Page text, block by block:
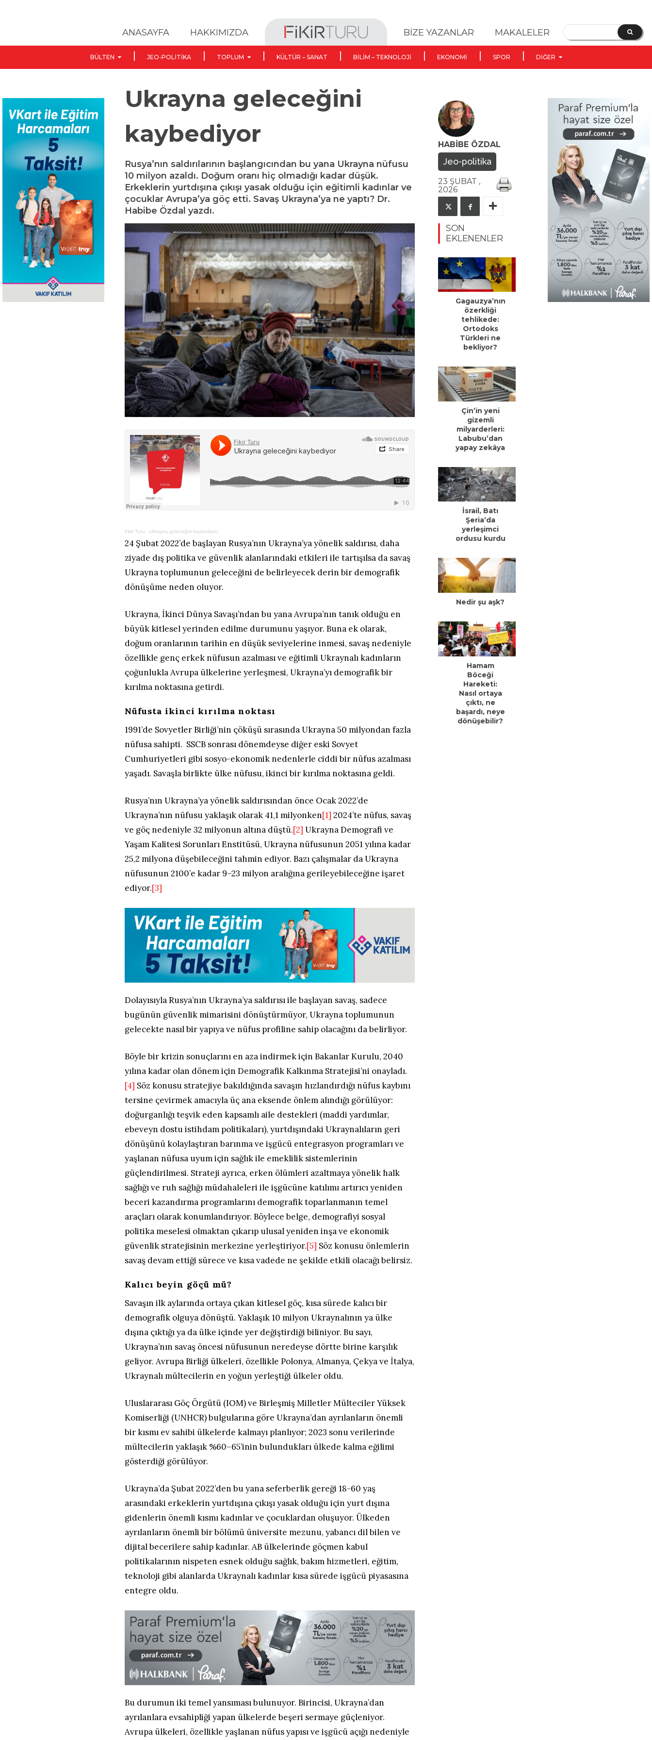
ANASAYFA HAKKIMIZDA BİZE YAZANLAR MAKALELER
BÜLTEN JEO-POLITIKA TOPLUM KÜLTÜR – SANAT BILIM – TEKNOLOJI EKONOMI SPOR DIĞER
Ukrayna geleceğini
kaybediyor
Rusya’nın saldırılarının başlangıcından bu yana Ukrayna nüfusu
10 milyon azaldı. Doğum oranı hiç olmadığı kadar düşük.
Erkeklerin yurtdışına çıkışı yasak olduğu için eğitimli kadınlar ve
çocuklar Avrupa’ya göç etti. Savaş Ukrayna’ya ne yaptı? Dr.
Habibe Özdal yazdı.
Fikir Turu · Ukrayna geleceğini kaybediyor
24 Şubat 2022’de başlayan Rusya’nın Ukrayna’ya yönelik saldırısı, daha
ziyade dış politika ve güvenlik alanlarındaki etkileri ile tartışılsa da savaş
Ukrayna toplumunun geleceğini de belirleyecek derin bir demografik
dönüşüme neden oluyor.
Ukrayna, İkinci Dünya Savaşı’ndan bu yana Avrupa’nın tanık olduğu en
büyük kitlesel yerinden edilme durumunu yaşıyor. Buna ek olarak,
doğum oranlarının tarihin en düşük seviyelerine inmesi, savaş nedeniyle
özellikle genç erkek nüfusun azalması ve eğitimli Ukraynalı kadınların
çoğunlukla Avrupa ülkelerine yerleşmesi, Ukrayna’yı demografik bir
kırılma noktasına getirdi.
Nüfusta ikinci kırılma noktası
1991’de Sovyetler Birliği’nin çöküşü sırasında Ukrayna 50 milyondan fazla
nüfusa sahipti. SSCB sonrası dönemdeyse diğer eski Sovyet
Cumhuriyetleri gibi sosyo-ekonomik nedenlerle ciddi bir nüfus azalması
yaşadı. Savaşla birlikte ülke nüfusu, ikinci bir kırılma noktasına geldi.
Rusya’nın Ukrayna’ya yönelik saldırısından önce Ocak 2022’de
Ukrayna’nın nüfusu yaklaşık olarak 41,1 milyonken[1] 2024’te nüfus, savaş
ve göç nedeniyle 32 milyonun altına düştü.[2] Ukrayna Demografi ve
Yaşam Kalitesi Sorunları Enstitüsü, Ukrayna nüfusunun 2051 yılına kadar
25,2 milyona düşebileceğini tahmin ediyor. Bazı çalışmalar da Ukrayna
nüfusunun 2100’e kadar 9–23 milyon aralığına gerileyebileceğine işaret
ediyor.[3]
Dolayısıyla Rusya’nın Ukrayna’ya saldırısı ile başlayan savaş, sadece
bugünün güvenlik mimarisini dönüştürmüyor, Ukrayna toplumunun
gelecekte nasıl bir yapıya ve nüfus profiline sahip olacağını da belirliyor.
Böyle bir krizin sonuçlarını en aza indirmek için Bakanlar Kurulu, 2040
yılına kadar olan dönem için Demografik Kalkınma Stratejisi’ni onayladı.
[4] Söz konusu stratejiye bakıldığında savaşın hızlandırdığı nüfus kaybını
tersine çevirmek amacıyla üç ana eksende önlem alındığı görülüyor:
doğurganlığı teşvik eden kapsamlı aile destekleri (maddi yardımlar,
ebeveyn dostu istihdam politikaları), yurtdışındaki Ukraynalıların geri
dönüşünü kolaylaştıran barınma ve işgücü entegrasyon programları ve
yaşlanan nüfusa uyum için sağlık ile emeklilik sistemlerinin
güçlendirilmesi. Strateji ayrıca, erken ölümleri azaltmaya yönelik halk
sağlığı ve ruh sağlığı müdahaleleri ile işgücüne katılımı artırıcı yeniden
beceri kazandırma programlarını demografik toparlanmanın temel
araçları olarak konumlandırıyor. Böylece belge, demografiyi sosyal
politika meselesi olmaktan çıkarıp ulusal yeniden inşa ve ekonomik
güvenlik stratejisinin merkezine yerleştiriyor.[5] Söz konusu önlemlerin
savaş devam ettiği sürece ve kısa vadede ne şekilde etkili olacağı belirsiz.
Kalıcı beyin göçü mü?
Savaşın ilk aylarında ortaya çıkan kitlesel göç, kısa sürede kalıcı bir
demografik olguya dönüştü. Yaklaşık 10 milyon Ukraynalının ya ülke
dışına çıktığı ya da ülke içinde yer değiştirdiği biliniyor. Bu sayı,
Ukrayna’nın savaş öncesi nüfusunun neredeyse dörtte birine karşılık
geliyor. Avrupa Birliği ülkeleri, özellikle Polonya, Almanya, Çekya ve İtalya,
Ukraynalı mültecilerin en yoğun yerleştiği ülkeler oldu.
Uluslararası Göç Örgütü (IOM) ve Birleşmiş Milletler Mülteciler Yüksek
Komiserliği (UNHCR) bulgularına göre Ukrayna’dan ayrılanların önemli
bir kısmı ev sahibi ülkelerde kalmayı planlıyor; 2023 sonu verilerinde
mültecilerin yaklaşık %60–65’inin bulundukları ülkede kalma eğilimi
gösterdiği görülüyor.
Ukrayna’da Şubat 2022’den bu yana seferberlik gereği 18-60 yaş
arasındaki erkeklerin yurtdışına çıkışı yasak olduğu için yurt dışına
gidenlerin önemli kısmı kadınlar ve çocuklardan oluşuyor. Ülkeden
ayrılanların önemli bir bölümü üniversite mezunu, yabancı dil bilen ve
dijital becerilere sahip kadınlar. AB ülkelerinde göçmen kabul
politikalarının nispeten esnek olduğu sağlık, bakım hizmetleri, eğitim,
teknoloji gibi alanlarda Ukraynalı kadınlar kısa sürede işgücü piyasasına
entegre oldu.
Bu durumun iki temel yansıması bulunuyor. Birincisi, Ukrayna’dan
ayrılanlara evsahipliği yapan ülkelerde beşeri sermaye güçleniyor.
Avrupa ülkeleri, özellikle yaşlanan nüfus yapısı ve işgücü açığı nedeniyle
HABIBE ÖZDAL
Jeo-politika
23 ŞUBAT ,
2026
SON
EKLENENLER
Gagauzya’nın
özerkliği
tehlikede:
Ortodoks
Türkleri ne
bekliyor?
Çin’in yeni
gizemli
milyarderleri:
Labubu’dan
yapay zekâya
İsrail, Batı
Şeria’da
yerleşimci
ordusu kurdu
Nedir şu aşk?
Hamam
Böceği
Hareketi:
Nasıl ortaya
çıktı, ne
başardı, neye
dönüşebilir?